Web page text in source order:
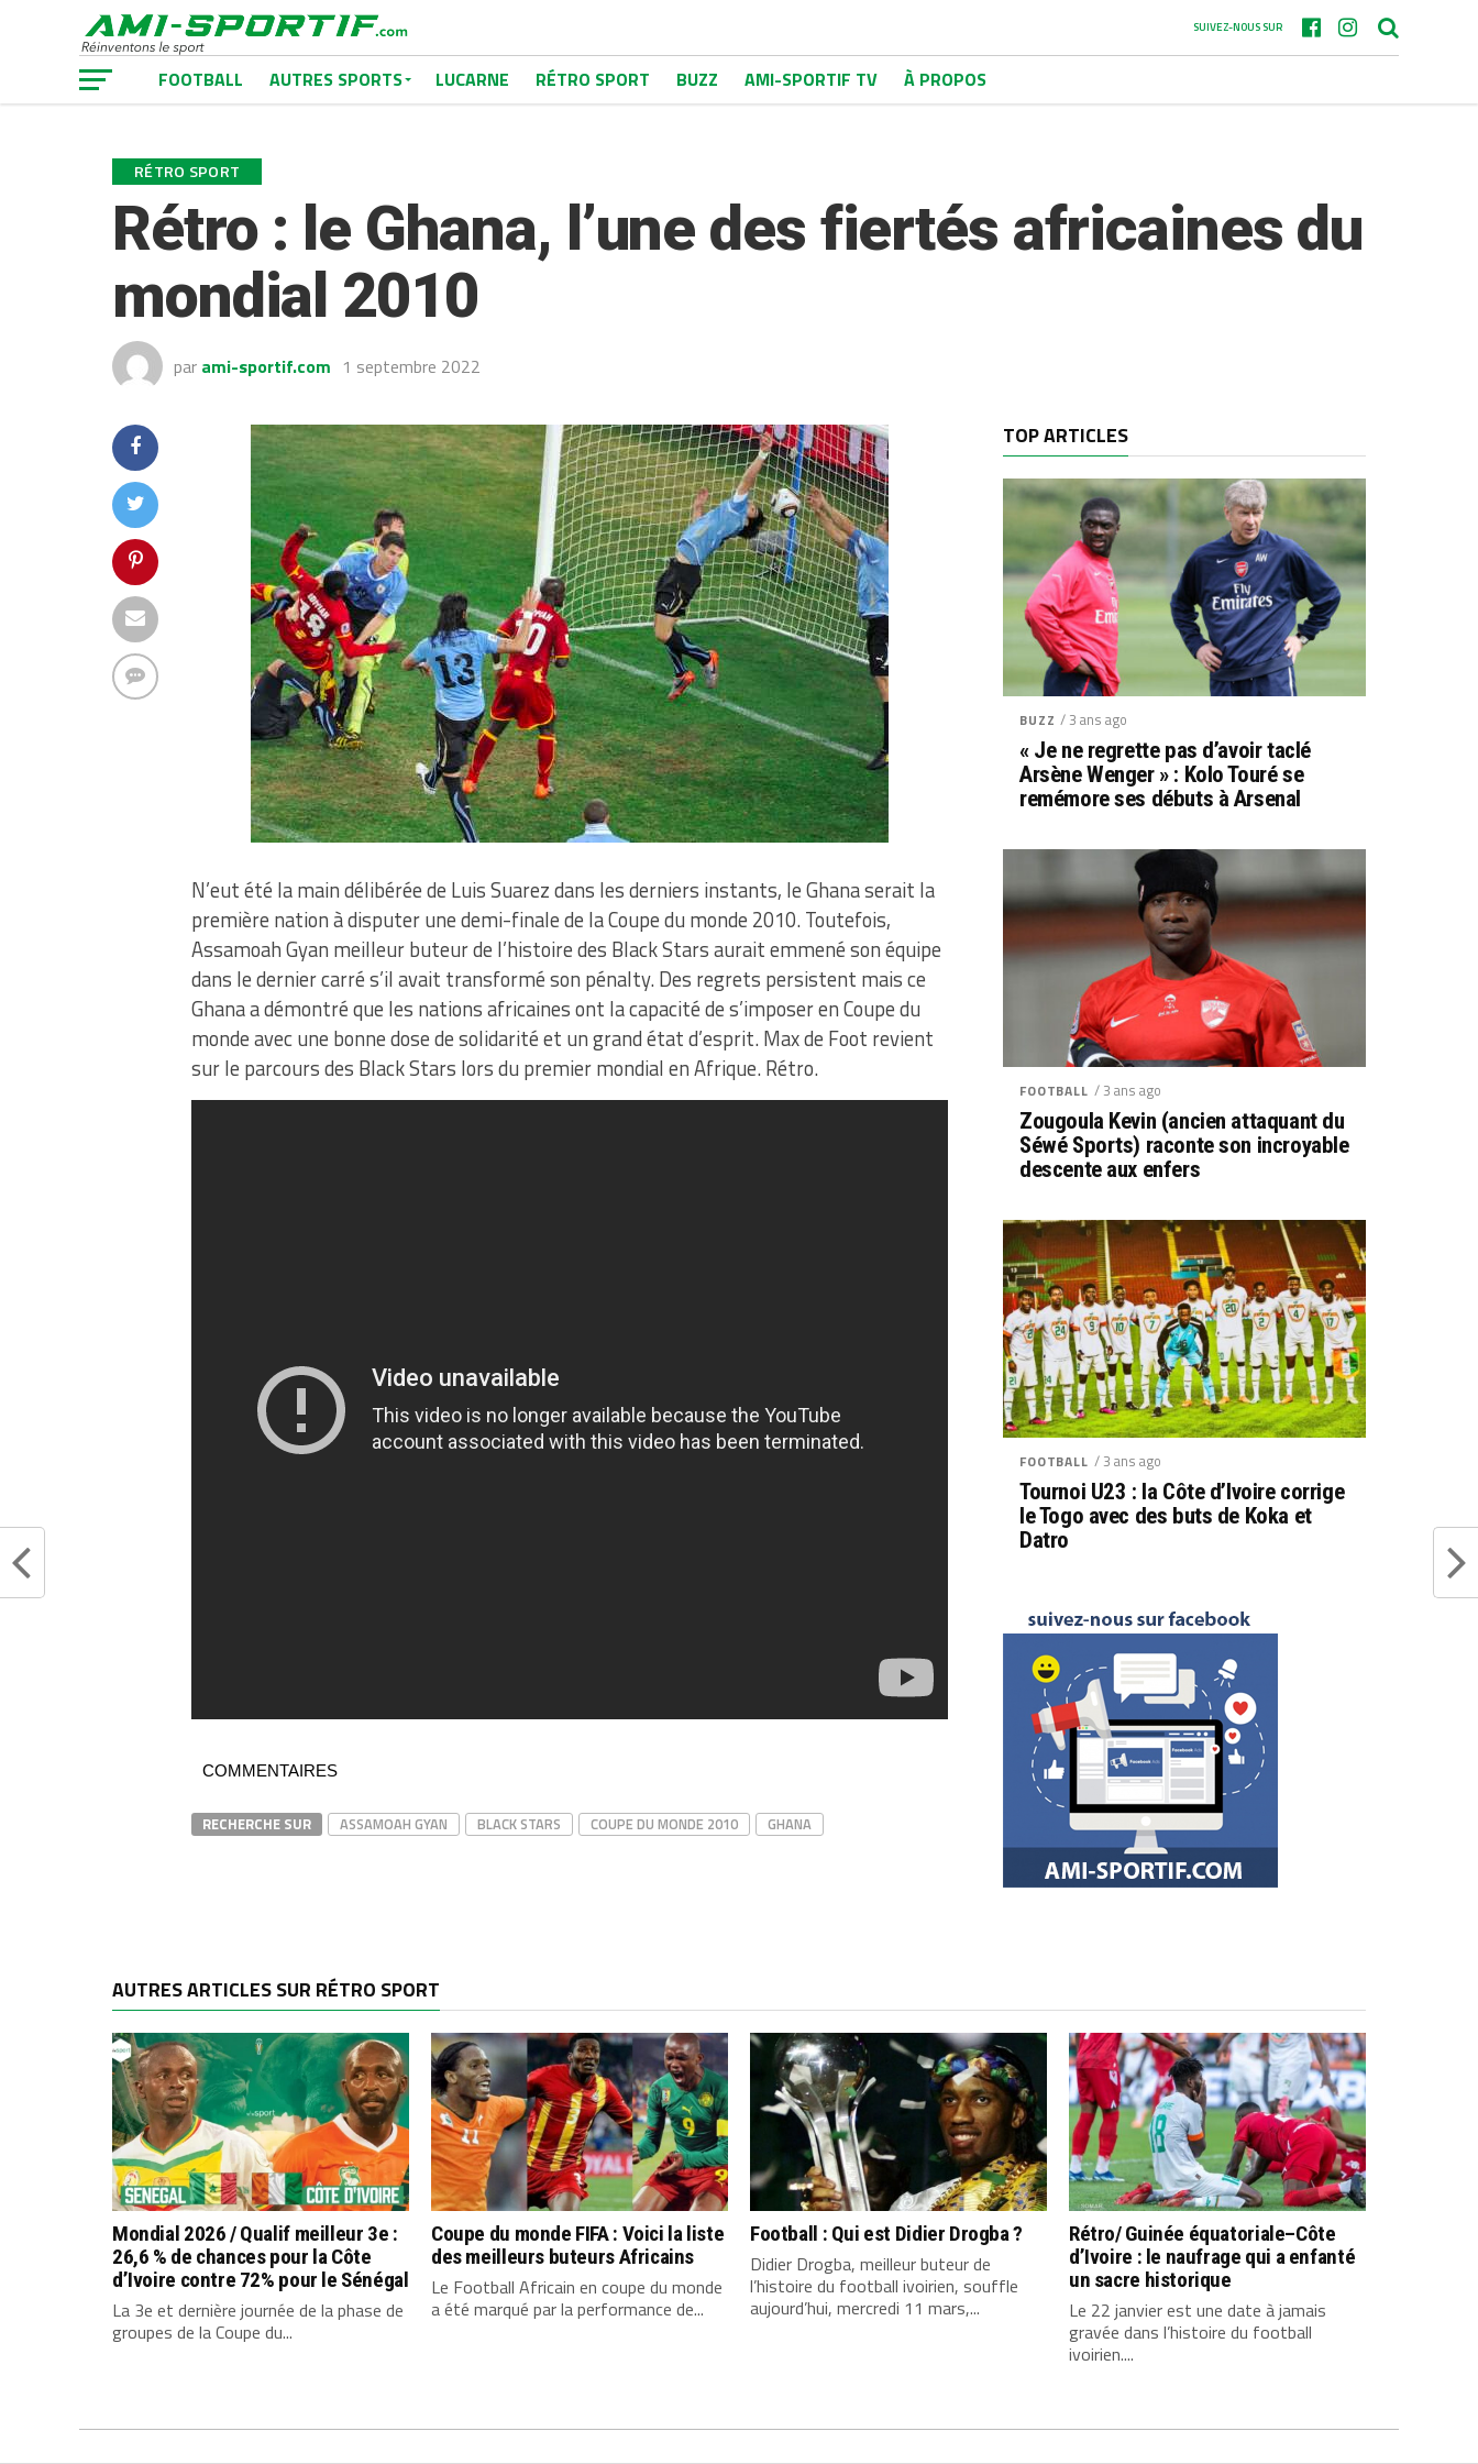
SUIVEZ-NOUS SUR
FOOTBALL AUTRES SPORTS LUCARNE RÉTRO SPORT BUZZ AMI-SPORTIF TV À PROPOS
RÉTRO SPORT
Rétro : le Ghana, l’une des fiertés africaines du
mondial 2010
par ami-sportif.com 1 septembre 2022
N’eut été la main délibérée de Luis Suarez dans les derniers instants, le Ghana serait la
première nation à disputer une demi-finale de la Coupe du monde 2010. Toutefois,
Assamoah Gyan meilleur buteur de l’histoire des Black Stars aurait emmené son équipe
dans le dernier carré s’il avait transformé son pénalty. Des regrets persistent mais ce
Ghana a démontré que les nations africaines ont la capacité de s’imposer en Coupe du
monde avec une bonne dose de solidarité et un grand état d’esprit. Max de Foot revient
sur le parcours des Black Stars lors du premier mondial en Afrique. Rétro.
COMMENTAIRES
RECHERCHE SUR ASSAMOAH GYAN BLACK STARS COUPE DU MONDE 2010 GHANA
TOP ARTICLES
BUZZ / 3 ans ago
« Je ne regrette pas d’avoir taclé
Arsène Wenger » : Kolo Touré se
remémore ses débuts à Arsenal
FOOTBALL / 3 ans ago
Zougoula Kevin (ancien attaquant du
Séwé Sports) raconte son incroyable
descente aux enfers
FOOTBALL / 3 ans ago
Tournoi U23 : la Côte d’Ivoire corrige
le Togo avec des buts de Koka et
Datro
AUTRES ARTICLES SUR RÉTRO SPORT
Mondial 2026 / Qualif meilleur 3e :
26,6 % de chances pour la Côte
d’Ivoire contre 72% pour le Sénégal
La 3e et dernière journée de la phase de
groupes de la Coupe du...
Coupe du monde FIFA : Voici la liste
des meilleurs buteurs Africains
Le Football Africain en coupe du monde
a été marqué par la performance de...
Football : Qui est Didier Drogba ?
Didier Drogba, meilleur buteur de
l’histoire du football ivoirien, souffle
aujourd’hui, mercredi 11 mars,...
Rétro/ Guinée équatoriale–Côte
d’Ivoire : le naufrage qui a enfanté
un sacre historique
Le 22 janvier est une date à jamais
gravée dans l’histoire du football
ivoirien....